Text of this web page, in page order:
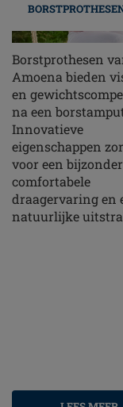
Borstprothesen
Amoena bieden
en
na een
Innovatieve
eigenschappen
voor een bijzonder
comfortabele
draagervaring en
natuurlijke